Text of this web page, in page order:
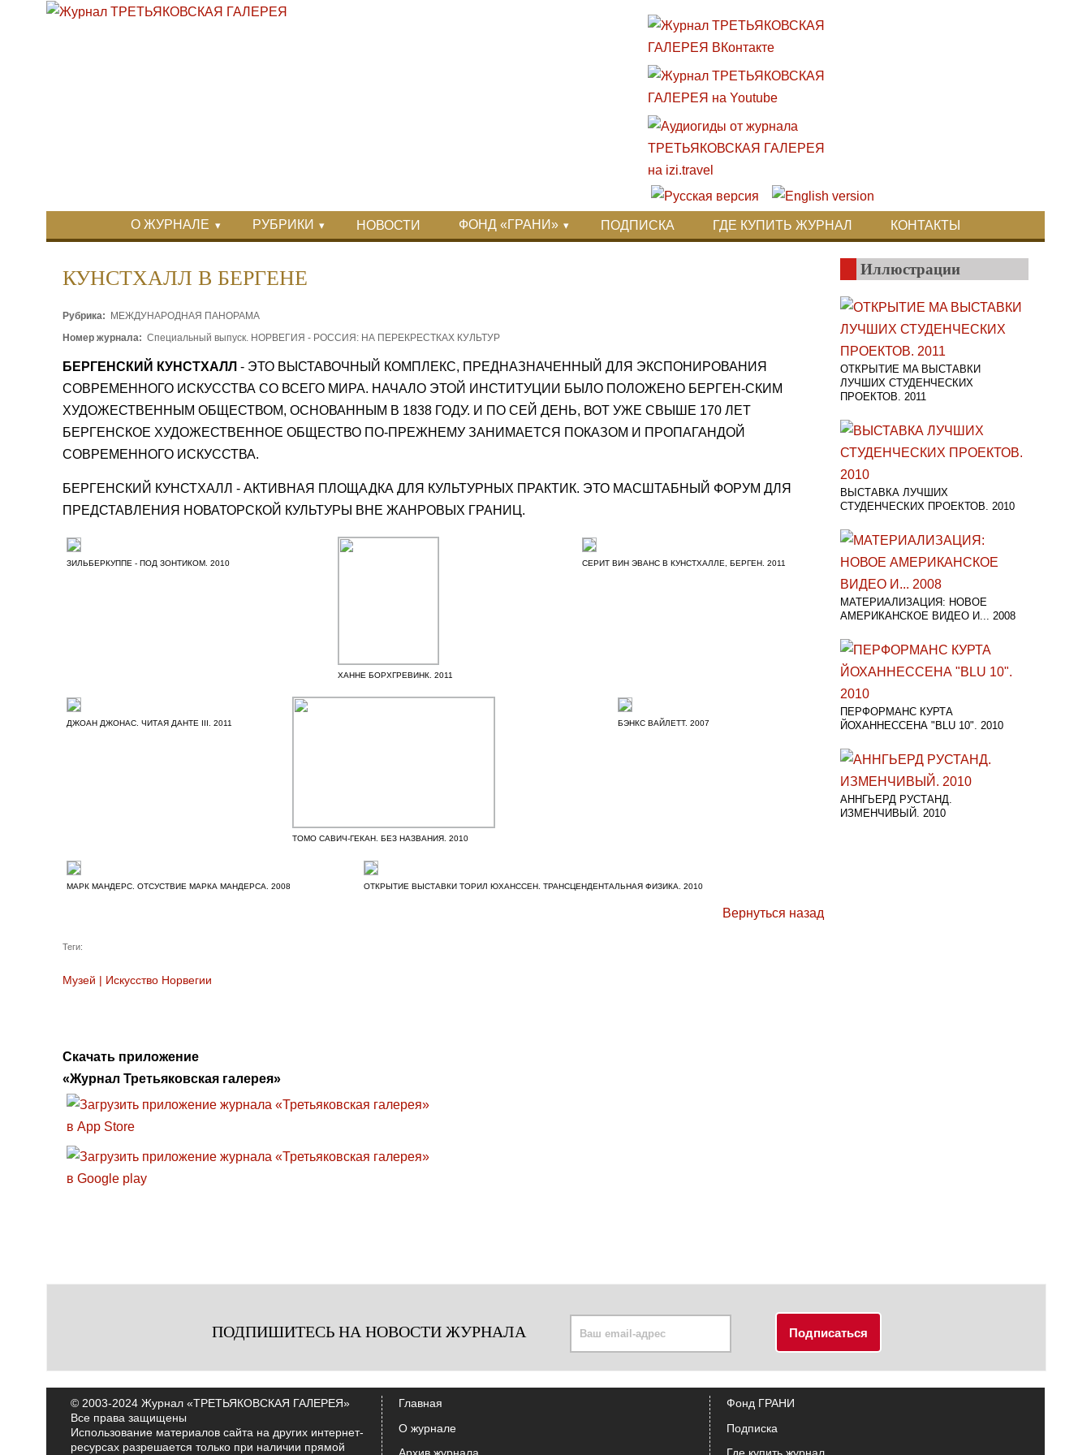
Перейти к основному содержанию
Skip to search
О ЖУРНАЛЕ РУБРИКИ НОВОСТИ ФОНД «ГРАНИ» ПОДПИСКА ГДЕ КУПИТЬ ЖУРНАЛ КОНТАКТЫ
КУНСТХАЛЛ В БЕРГЕНЕ
Рубрика:
МЕЖДУНАРОДНАЯ ПАНОРАМА
Номер журнала: Специальный выпуск. НОРВЕГИЯ - РОССИЯ: НА ПЕРЕКРЕСТКАХ КУЛЬТУР
БЕРГЕНСКИЙ КУНСТХАЛЛ - ЭТО ВЫСТАВОЧНЫЙ КОМПЛЕКС, ПРЕДНАЗНАЧЕННЫЙ ДЛЯ ЭКСПОНИРОВАНИЯ
СОВРЕМЕННОГО ИСКУССТВА СО ВСЕГО МИРА. НАЧАЛО ЭТОЙ ИНСТИТУЦИИ БЫЛО ПОЛОЖЕНО БЕРГЕН-СКИМ
ХУДОЖЕСТВЕННЫМ ОБЩЕСТВОМ, ОСНОВАННЫМ В 1838 ГОДУ. И ПО СЕЙ ДЕНЬ, ВОТ УЖЕ СВЫШЕ 170 ЛЕТ
БЕРГЕНСКОЕ ХУДОЖЕСТВЕННОЕ ОБЩЕСТВО ПО-ПРЕЖНЕМУ ЗАНИМАЕТСЯ ПОКАЗОМ И ПРОПАГАНДОЙ
СОВРЕМЕННОГО ИСКУССТВА.
БЕРГЕНСКИЙ КУНСТХАЛЛ - АКТИВНАЯ ПЛОЩАДКА ДЛЯ КУЛЬТУРНЫХ ПРАКТИК. ЭТО МАСШТАБНЫЙ ФОРУМ ДЛЯ
ПРЕДСТАВЛЕНИЯ НОВАТОРСКОЙ КУЛЬТУРЫ ВНЕ ЖАНРОВЫХ ГРАНИЦ.
ЗИЛЬБЕРКУППЕ - ПОД ЗОНТИКОМ. 2010
ХАННЕ БОРХГРЕВИНК. 2011
СЕРИТ ВИН ЭВАНС В КУНСТХАЛЛЕ, БЕРГЕН. 2011
ДЖОАН ДЖОНАС. ЧИТАЯ ДАНТЕ III. 2011
ТОМО САВИЧ-ГЕКАН. БЕЗ НАЗВАНИЯ. 2010
БЭНКС ВАЙЛЕТТ. 2007
МАРК МАНДЕРС. ОТСУСТВИЕ МАРКА МАНДЕРСА. 2008 ОТКРЫТИЕ ВЫСТАВКИ ТОРИЛ ЮХАНССЕН. ТРАНСЦЕНДЕНТАЛЬНАЯ ФИЗИКА. 2010
Вернуться назад
Теги:
Музей | Искусство Норвегии
Скачать приложение
«Журнал Третьяковская галерея»
Иллюстрации
ОТКРЫТИЕ MA ВЫСТАВКИ
ЛУЧШИХ СТУДЕНЧЕСКИХ
ПРОЕКТОВ. 2011
ВЫСТАВКА ЛУЧШИХ
СТУДЕНЧЕСКИХ ПРОЕКТОВ. 2010
МАТЕРИАЛИЗАЦИЯ: НОВОЕ
АМЕРИКАНСКОЕ ВИДЕО И... 2008
ПЕРФОРМАНС КУРТА
ЙОХАННЕССЕНА "BLU 10". 2010
АННГЬЕРД РУСТАНД.
ИЗМЕНЧИВЫЙ. 2010
ПОДПИШИТЕСЬ НА НОВОСТИ ЖУРНАЛА
© 2003-2024 Журнал «ТРЕТЬЯКОВСКАЯ ГАЛЕРЕЯ»
Все права защищены
Использование материалов сайта на других интернет-
ресурсах разрешается только при наличии прямой
Главная
О журнале
Фонд ГРАНИ
Подписка